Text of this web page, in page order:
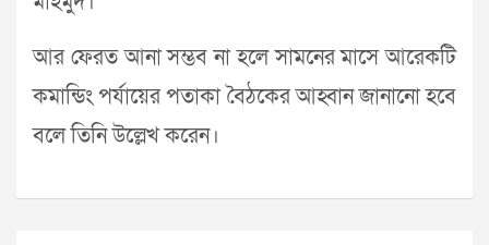
আর ফেরত আনা সম্ভব না হলে সামনের মাসে আরেকটি
কমান্ডিং পর্যায়ের পতাকা বৈঠকের আহ্বান জানানো হবে
বলে তিনি উল্লেখ করেন।